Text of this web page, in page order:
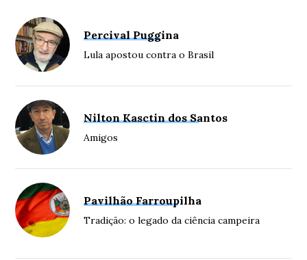
Percival Puggina
Lula apostou contra o Brasil
Nilton Kasctin dos Santos
Amigos
Pavilhão Farroupilha
Tradição: o legado da ciência campeira